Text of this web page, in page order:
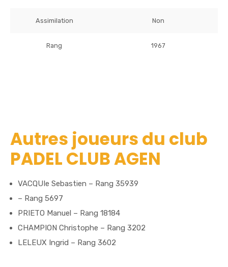
Assimilation Non
Rang 1967
Autres joueurs du club
PADEL CLUB AGEN
VACQUIe Sebastien – Rang 35939
– Rang 5697
PRIETO Manuel – Rang 18184
CHAMPION Christophe – Rang 3202
LELEUX Ingrid – Rang 3602